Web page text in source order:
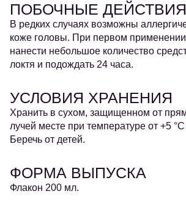
ПОБОЧНЫЕ ДЕЙСТВИЯ
В редких случаях возможны
коже головы. При первом применении
нанести небольшое количество
локтя и подождать 24 часа.
УСЛОВИЯ ХРАНЕНИЯ
Хранить в сухом, защищенном от
лучей месте при температуре от +5
Беречь от детей.
ФОРМА ВЫПУСКА
Флакон 200 мл.